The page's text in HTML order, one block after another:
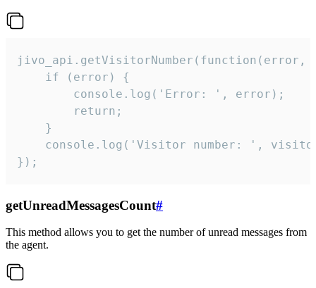
jivo_api.getVisitorNumber(function(error,
    if (error) {
        console.log('Error: ', error);
        return;
    }
console.log('Visitor number: ',
});
getUnreadMessagesCount#
This method allows you to get the number of unread messages from
the agent.